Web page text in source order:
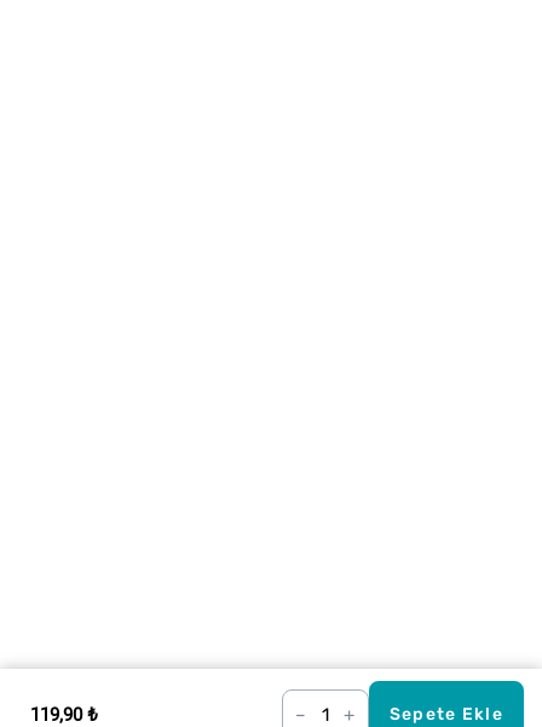
119,90 ₺ – + Sepete Ekle